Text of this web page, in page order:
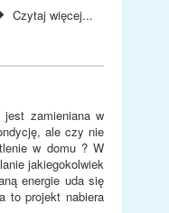
Czytaj więcej...
jest zamieniana w
ale czy nie
w domu ? W
jakiegokolwiek
energie uda się
to projekt nabiera